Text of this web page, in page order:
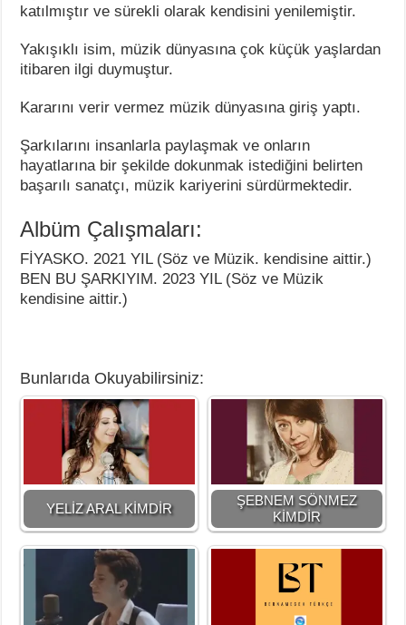
katılmıştır ve sürekli olarak kendisini yenilemiştir.
Yakışıklı isim, müzik dünyasına çok küçük yaşlardan
itibaren ilgi duymuştur.
Kararını verir vermez müzik dünyasına giriş yaptı.
Şarkılarını insanlarla paylaşmak ve onların
hayatlarına bir şekilde dokunmak istediğini belirten
başarılı sanatçı, müzik kariyerini sürdürmektedir.
Albüm Çalışmaları:
FİYASKO. 2021 YIL (Söz ve Müzik. kendisine aittir.)
BEN BU ŞARKIYIM. 2023 YIL (Söz ve Müzik
kendisine aittir.)
Bunlarıda Okuyabilirsiniz:
YELİZ ARAL KİMDİR
ŞEBNEM SÖNMEZ
KİMDİR